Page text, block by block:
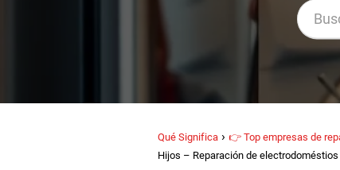
Qué Significa 👉 Top empresas de
Hijos – Reparación de electrodoméstios